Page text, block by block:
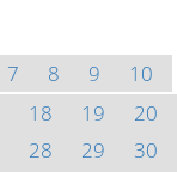
7 8 9
10
18 19
20
28 29
30